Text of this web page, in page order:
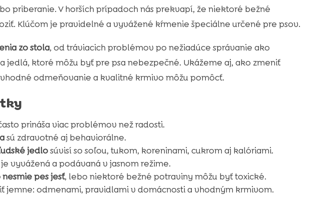
priberanie. V horších prípadoch nás prekvapí, že niektoré bežné
Klúčom je pravidelné a vyvážené kŕmenie špeciálne určené pre psov.
zo stola, od tráviacich problémov po nežiadúce správanie ako
jedlá, ktoré môžu byť pre psa nebezpečné. Ukážeme aj, ako zmeniť
odmeňovanie a kvalitné krmivo môžu pomôcť.
prináša viac problémov než radosti.
sú zdravotné aj behaviorálne.
jedlosúvisí so soľou, tukom, koreninami, cukrom aj kalóriami.
vyvážená a podávaná v jasnom režime.
nesmie pes jesť, lebo niektoré bežné potraviny môžu byť toxické.
jemne: odmenami, pravidlami v domácnosti a vhodným krmivom.